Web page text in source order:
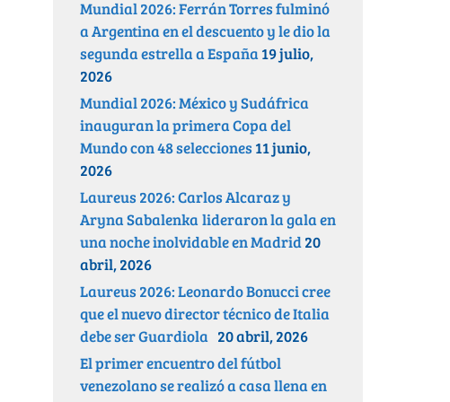
Mundial 2026: Ferrán Torres fulminó
a Argentina en el descuento y le dio la
segunda estrella a España19 julio,
2026
Mundial 2026: México y Sudáfrica
inauguran la primera Copa del
Mundo con 48 selecciones 11 junio,
2026
Laureus 2026: Carlos Alcaraz y
Aryna Sabalenka lideraron la gala en
una noche inolvidable en Madrid20
abril, 2026
Laureus 2026: Leonardo Bonucci cree
que el nuevo director técnico de Italia
debe ser Guardiola 20 abril, 2026
El primer encuentro del fútbol
venezolano se realizó a casa llena en